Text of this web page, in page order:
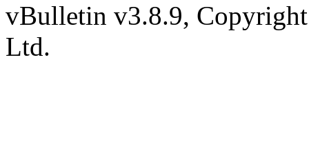
vBulletin v3.8.9,
Ltd.